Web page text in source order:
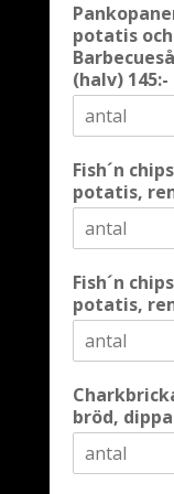
potatis
(halv) 145:-
Fish´n
potatis,
Fish´n
potatis,
bröd, dippa